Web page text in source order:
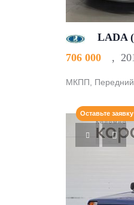
LADA
706 000
,
МКПП, Передний
Оставьте